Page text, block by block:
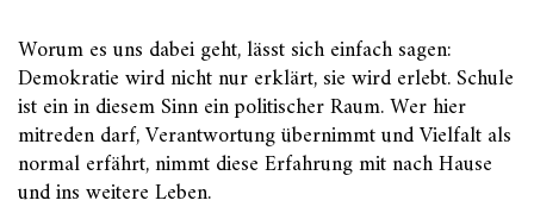
Worum es uns dabei geht, lässt sich einfach sagen:
Demokratie wird nicht nur erklärt, sie wird erlebt. Schule
ist ein in diesem Sinn ein politischer Raum. Wer hier
mitreden darf, Verantwortung übernimmt und Vielfalt als
normal erfährt, nimmt diese Erfahrung mit nach Hause
und ins weitere Leben.